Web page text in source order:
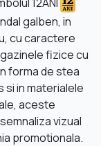
galben, in
cu caractere
fizice cu
forma de stea
in materialele
aceste
vizual
promotionala.